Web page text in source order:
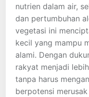
nutrien dalam air,
dan pertumbuhan
vegetasi ini
kecil yang mampu
alami. Dengan
rakyat menjadi
tanpa harus
berpotensi